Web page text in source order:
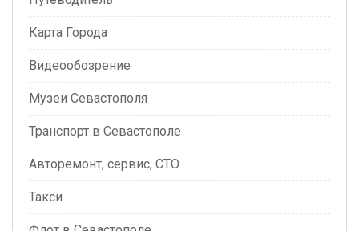
Карта Города
Видеообозрение
Музеи Севастополя
Транспорт в Севастополе
Авторемонт, сервис, СТО
Такси